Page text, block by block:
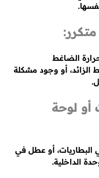
الضاغط
أو وجود مشكلة
أو لوحة
أو عطل في
الداخلية.